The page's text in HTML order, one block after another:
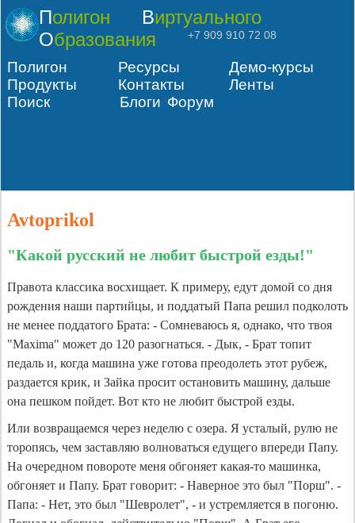
Полигон
Виртуального
Образования
+7 909 910 72 08
Полигон Ресурсы
Демо-курсы
Продукты
Контакты
Ленты
Поиск
Блоги Форум
Avtoprikol
"Какой русский не любит быстрой езды!"
Правота классика восхищает. К примеру, едут домой со дня
рождения наши партийцы, и поддатый Папа решил подколоть
не менее поддатого Брата: - Сомневаюсь я, однако, что твоя
"Maxima" может до 120 разогнаться. - Дык, - Брат топит
педаль и, когда машина уже готова преодолеть этот рубеж,
раздается крик, и Зайка просит остановить машину, дальше
она пешком пойдет. Вот кто не любит быстрой езды.
Или возвращаемся через неделю с озера. Я усталый, рулю не
торопясь, чем заставляю волноваться едущего впереди Папу.
На очередном повороте меня обгоняет какая-то машинка,
обгоняет и Папу. Брат говорит: - Наверное это был "Порш". -
Папа: - Нет, это был "Шевролет", - и устремляется в погоню.